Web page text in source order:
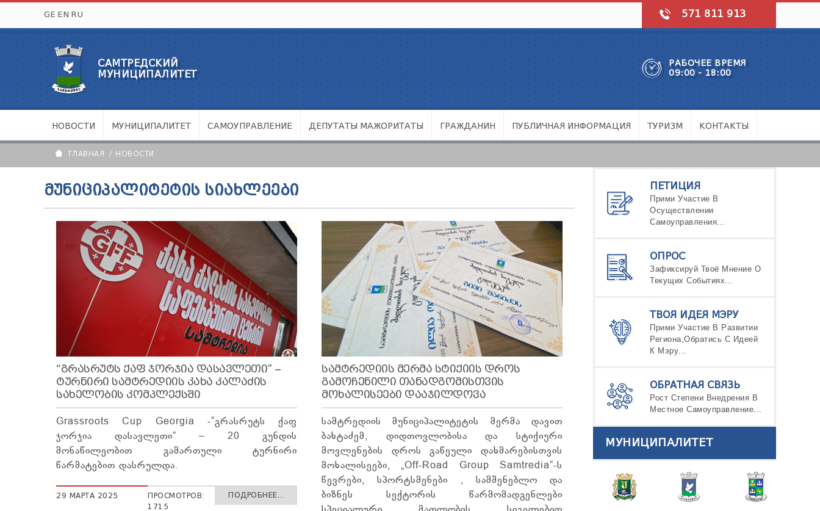
GE EN RU 571 811 913
САМТРЕДСКИЙ
МУНИЦИПАЛИТЕТ
РАБОЧЕЕ ВРЕМЯ
09:00 - 18:00
НОВОСТИ МУНИЦИПАЛИТЕТ САМОУПРАВЛЕНИЕ ДЕПУТАТЫ МАЖОРИТАТЫ ГРАЖДАНИН ПУБЛИЧНАЯ ИНФОРМАЦИЯ ТУРИЗМ КОНТАКТЫ
ГЛАВНАЯ НОВОСТИ
ᲛᲣᲜᲘᲪᲘᲞᲐᲚᲘᲢᲔᲢᲘᲡ ᲡᲘᲐᲮᲚᲔᲔᲑᲘ
“ᲒᲠᲐᲡᲠᲣᲢᲡ ᲥᲐᲤ ᲯᲝᲠᲯᲘᲐ ᲓᲐᲡᲐᲕᲚᲔᲗᲘ” –
ᲢᲣᲠᲜᲘᲠᲘ ᲡᲐᲛᲢᲠᲔᲓᲘᲘᲡ ᲙᲐᲮᲐ ᲙᲐᲚᲐᲫᲘᲡ
ᲡᲐᲮᲔᲚᲝᲑᲘᲡ ᲙᲝᲛᲞᲚᲔᲥᲡᲨᲘ
Grassroots Cup Georgia -“გრასრუტს ქაფ
ჯორჯია დასავლეთი” – 20 გუნდის
მონაწილეობით გამართული ტურნირი
წარმატებით დასრულდა.
29 МАРТА 2025
ПРОСМОТРОВ:
1715
ПОДРОБНЕЕ...
ᲡᲐᲛᲢᲠᲔᲓᲘᲘᲡ ᲛᲔᲠᲛᲐ ᲡᲢᲘᲥᲘᲘᲡ ᲓᲠᲝᲡ
ᲒᲐᲛᲝᲩᲔᲜᲘᲚᲘ ᲗᲐᲜᲐᲓᲒᲝᲛᲘᲡᲗᲕᲘᲡ
ᲛᲝᲮᲐᲚᲘᲡᲔᲔᲑᲘ ᲓᲐᲐᲯᲘᲚᲓᲝᲕᲐ
სამტრედიის მუნიციპალიტეტის მერმა დავით
ბახტაძემ, დიდთოვლობისა და სტიქიური
მოვლენების დროს გაწეული დახმარებისთვის
მოხალისეები, „Off-Road Group Samtredia“-ს
წევრები, სპორტსმენები , სამშენებლო და
ბიზნეს სექტორის წარმომადგენლები
ПЕТИЦИЯ
Прими Участие В
Осуществлении
Самоуправления...
ОПРОС
Зафиксируй Твоё Мнение О
Текущих Событиях...
ТВОЯ ИДЕЯ МЭРУ
Прими Участие В Развитии
Региона,Обратись С Идеей
К Мэру...
ОБРАТНАЯ СВЯЗЬ
Рост Степени Внедрения В
Местное Самоуправление...
МУНИЦИПАЛИТЕТ